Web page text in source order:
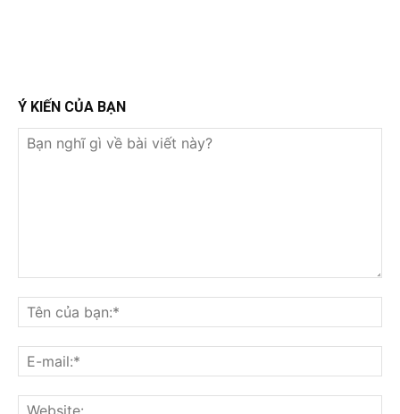
Ý KIẾN CỦA BẠN
nghĩ
gì
về
bài
viết
này?